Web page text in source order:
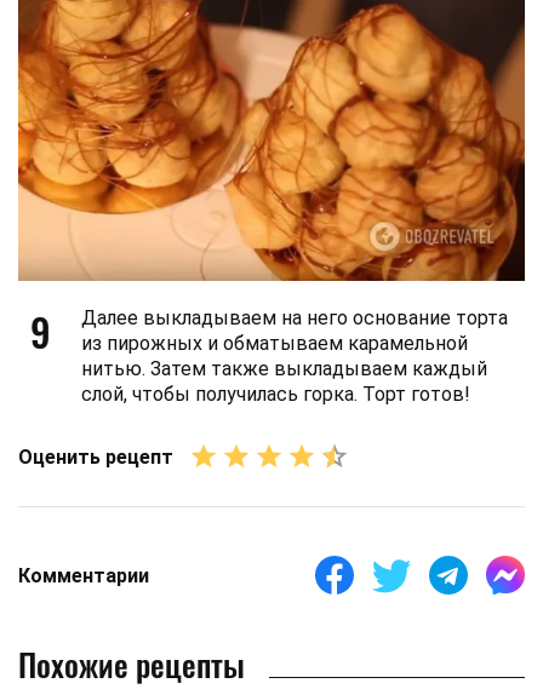
9
Далее выкладываем на него основание торта
из пирожных и обматываем карамельной
нитью. Затем также выкладываем каждый
слой, чтобы получилась горка. Торт готов!
Оценить рецепт
Комментарии
Похожие рецепты